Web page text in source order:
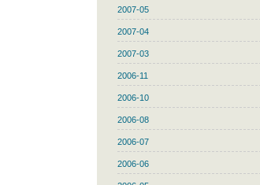
2007-05
2007-04
2007-03
2006-11
2006-10
2006-08
2006-07
2006-06